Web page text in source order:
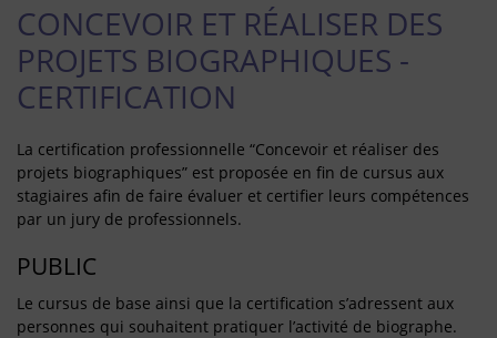
CONCEVOIR ET RÉALISER DES
PROJETS BIOGRAPHIQUES -
CERTIFICATION
La certification professionnelle “Concevoir et réaliser des
projets biographiques” est proposée en fin de cursus aux
stagiaires afin de faire évaluer et certifier leurs compétences
par un jury de professionnels.
PUBLIC
Le cursus de base ainsi que la certification s’adressent aux
personnes qui souhaitent pratiquer l’activité de biographe.